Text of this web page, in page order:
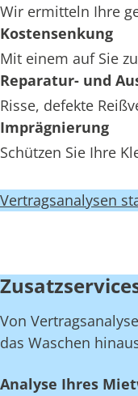
Wir ermitteln Ihre
Kostensenkung
Mit einem auf Sie
Reparatur- und
Risse, defekte
Imprägnierung
Schützen Sie Ihre
Vertragsanalysen
Von
das Waschen
Analyse Ihres